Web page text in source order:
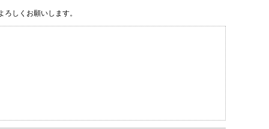
しくお願いします。